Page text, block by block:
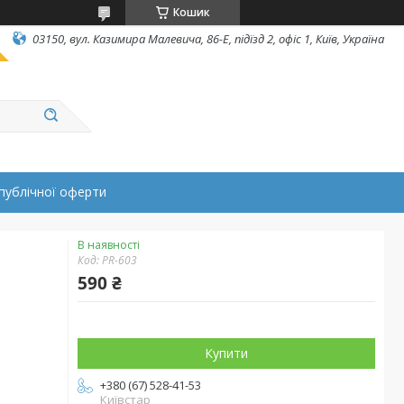
Кошик
03150, вул. Казимира Малевича, 86-Е, підїзд 2, офіс 1, Київ, Україна
оферти
В наявності
Код:PR-603
590 ₴
Купити
+380 (67) 528-41-53
Київстар